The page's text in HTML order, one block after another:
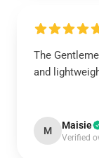
The
and
M Maisie
Verified